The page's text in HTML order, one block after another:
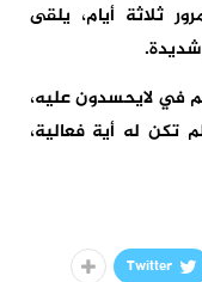
ثلاثة أيام، يلقى
في لايحسدون عليه،
تكن له أية فعالية،
Twitter